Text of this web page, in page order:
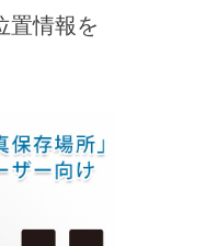
置情報を